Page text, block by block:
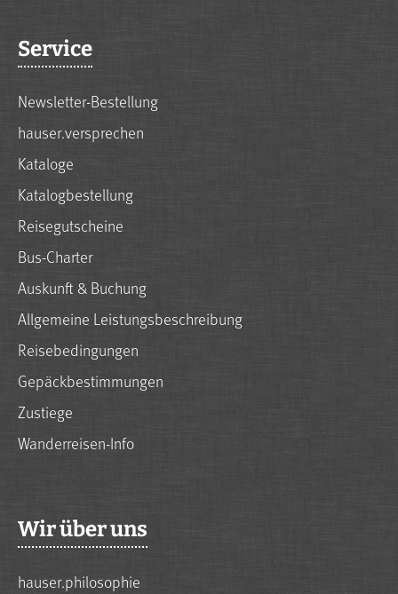
Service
Newsletter-Bestellung
hauser.versprechen
Kataloge
Katalogbestellung
Reisegutscheine
Bus-Charter
Auskunft & Buchung
Allgemeine Leistungsbeschreibung
Reisebedingungen
Gepäckbestimmungen
Zustiege
Wanderreisen-Info
Wir über uns
hauser.philosophie